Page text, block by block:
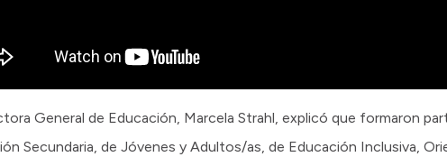
General de Educación, Marcela Strahl, explicó que formaron
Secundaria, de Jóvenes y Adultos/as, de Educación Inclusiva,